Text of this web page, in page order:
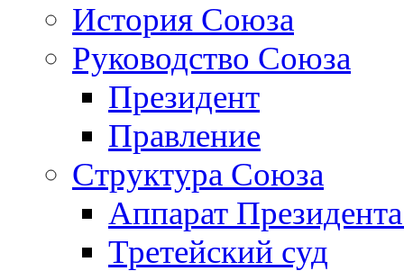
История Союза
Руководство Союза
Президент
Правление
Структура Союза
Аппарат
Третейский суд